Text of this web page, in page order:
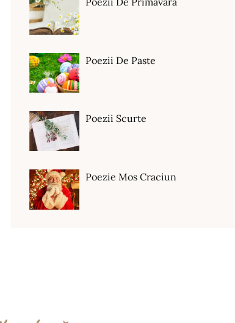
Poezii De Paste
Poezii Scurte
Poezie Mos Craciun